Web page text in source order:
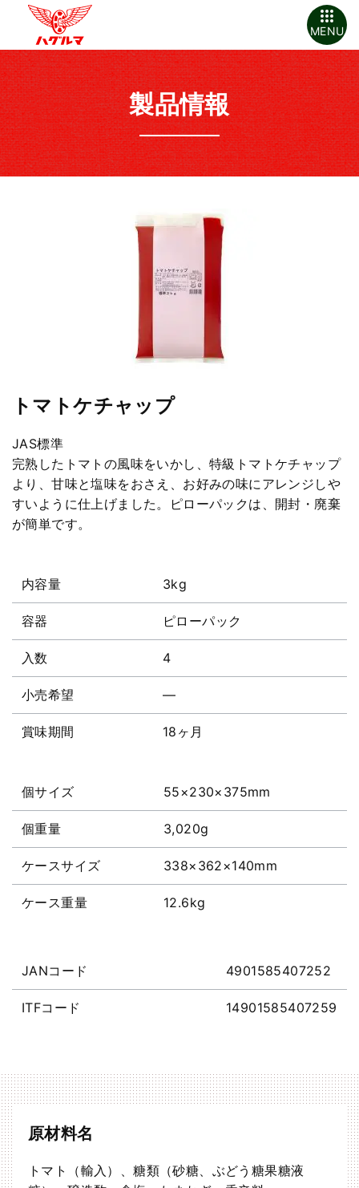
MENU
製品情報
トマトケチャップ
JAS標準
完熟したトマトの風味をいかし、特級トマトケチャップ
より、甘味と塩味をおさえ、お好みの味にアレンジしや
すいように仕上げました。ピローパックは、開封・廃棄
が簡単です。
内容量 3kg
容器 ピローパック
入数 4
小売希望 ―
賞味期間 18ヶ月
個サイズ 55×230×375mm
個重量 3,020g
ケースサイズ 338×362×140mm
ケース重量 12.6kg
JANコード 4901585407252
ITFコード 14901585407259
原材料名
トマト（輸入）、糖類（砂糖、ぶどう糖果糖液